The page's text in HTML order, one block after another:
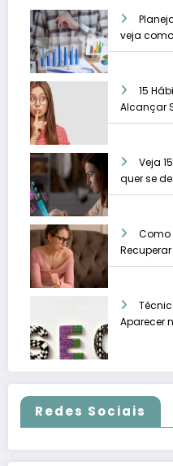
veja
15
Alcançar
Veja
quer se
Como
Aparecer
Redes Sociais